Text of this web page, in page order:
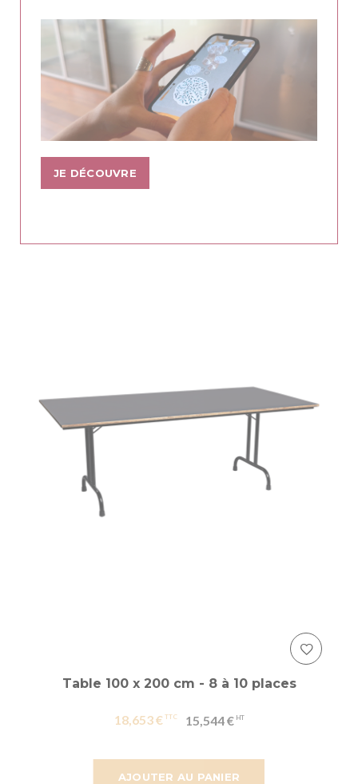
JE DÉCOUVRE
AJOUTER AU PANIER
Table 100 x 200 cm - 8 à 10 places
18,653 € 15,544 €